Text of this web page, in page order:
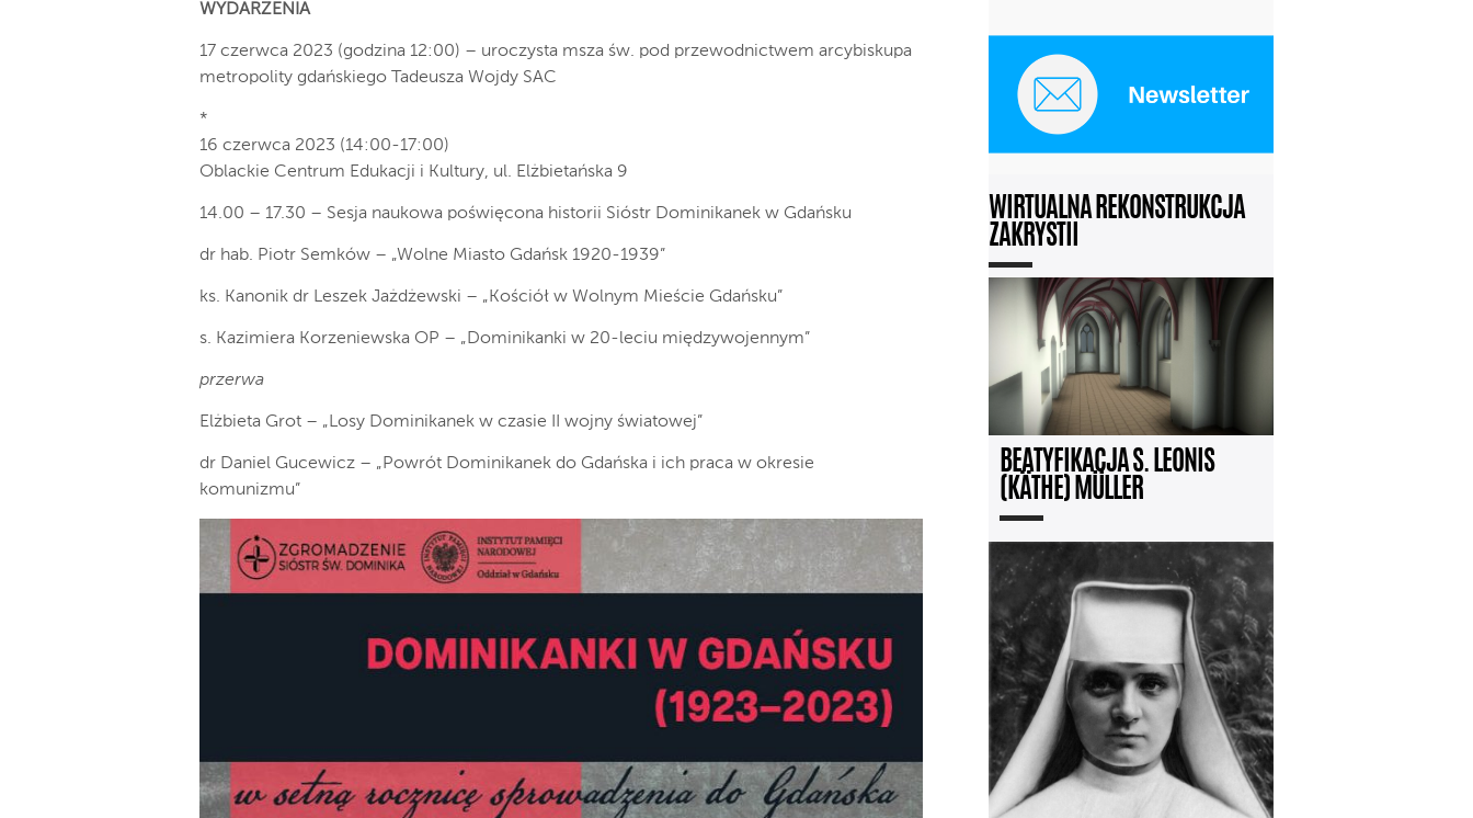
WYDARZENIA
17 czerwca 2023 (godzina 12:00) – uroczysta msza św. pod przewodnictwem arcybiskupa
metropolity gdańskiego Tadeusza Wojdy SAC
*
16 czerwca 2023 (14:00-17:00)
Oblackie Centrum Edukacji i Kultury, ul. Elżbietańska 9
14.00 – 17.30 – Sesja naukowa poświęcona historii Sióstr Dominikanek w Gdańsku
dr hab. Piotr Semków – „Wolne Miasto Gdańsk 1920-1939”
ks. Kanonik dr Leszek Jażdżewski – „Kościół w Wolnym Mieście Gdańsku”
s. Kazimiera Korzeniewska OP – „Dominikanki w 20-leciu międzywojennym”
przerwa
Elżbieta Grot – „Losy Dominikanek w czasie II wojny światowej”
dr Daniel Gucewicz – „Powrót Dominikanek do Gdańska i ich praca w okresie
komunizmu”
WIRTUALNA REKONSTRUKCJA
ZAKRYSTII
BEATYFIKACJA S. LEONIS
(KÄTHE) MÜLLER